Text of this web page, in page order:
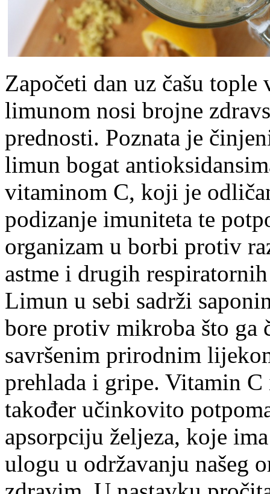
Započeti dan uz čašu tople
limunom nosi brojne
prednosti. Poznata je
limun bogat
vitaminom C, koji je
podizanje imuniteta te
organizam u borbi protiv
astme i drugih
Limun u sebi sadrži
bore protiv mikroba što ga
savršenim prirodnim
prehlada i gripe. Vitamin
također učinkovito
apsorpciju željeza, koje
ulogu u održavanju našeg